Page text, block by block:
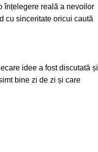
înțelegere reală a nevoilor
cu sinceritate oricui caută
idee a fost discutată și
bine zi de zi și care